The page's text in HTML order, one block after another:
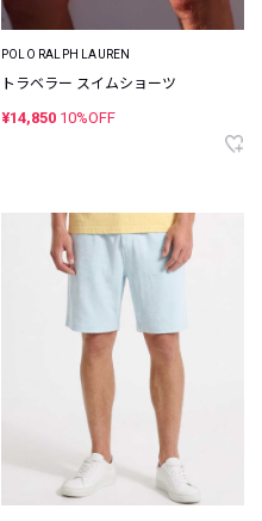
POLO RALPH LAUREN
トラベラー スイムショーツ
¥14,850 10%OFF